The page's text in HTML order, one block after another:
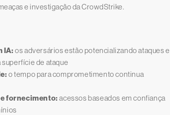
e investigação da CrowdStrike.
IA: os adversários estão potencializando ataques e
superfície de ataque
o tempo para comprometimento continua
fornecimento: acessos baseados em confiança